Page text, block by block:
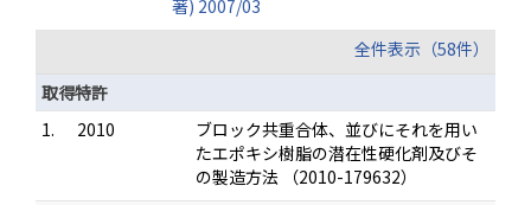
著) 2007/03
全件表示（58件）
取得特許
1.
2010
ブロック共重合体、並びにそれを用い
たエポキシ樹脂の潜在性硬化剤及びそ
の製造方法 （2010-179632）